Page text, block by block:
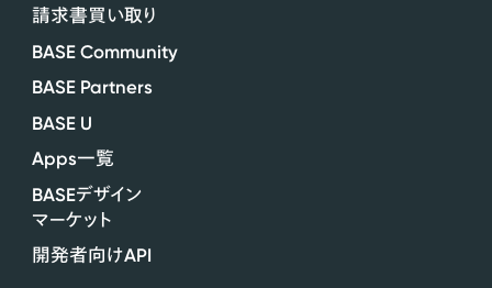
請求書買い取り
BASE Community
BASE Partners
BASE U
Apps一覧
BASEデザイン
マーケット
開発者向けAPI